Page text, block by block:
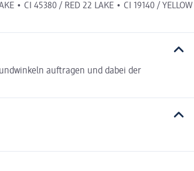
• CI 45380 / RED 22 LAKE • CI 19140 / YELLOW
auftragen und dabei der